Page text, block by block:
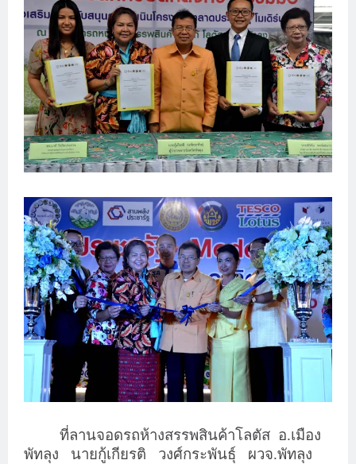
ที่ลานจอดรถห้างสรรพสินค้าโลตัส อ.เมือง
พัทลุง
นายกู้เกียรติ วงศ์กระพันธุ์
ผวจ.พัทลุง